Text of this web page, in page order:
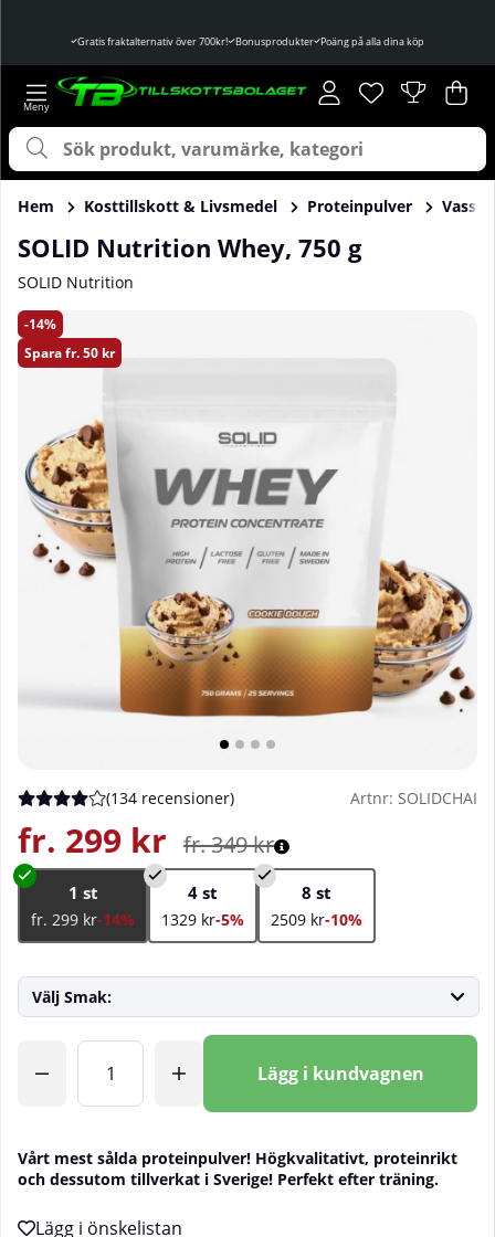
Gratis fraktalternativ över 700kr! Bonusprodukter Poäng på alla dina köp
Önskelista
Antal i
. .
Hem Kosttillskott & Livsmedel Proteinpulver
SOLID Nutrition Whey, 750 g
SOLID Nutrition
14
Sparafr. 50 kr
Produktbilder SOLID Nutrition Whey, 750 g
Medelbetyg 4 av 5 Antal betyg 134
(134 recensioner) Artnr: SOLIDCHAI
fr. 349kr
fr. 299 kr
1 st
fr. 299 kr-14%
4 st
1329 kr-5%
8 st
2509 kr-10%
Välj Smak:
Lägg i kundvagnen
Vårt mest sålda proteinpulver! Högkvalitativt, proteinrikt
och dessutom tillverkat i Sverige! Perfekt efter träning.